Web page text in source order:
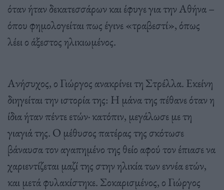
όταν ήταν δεκατεσσάρων και έφυγε για την Αθήνα –
όπου φημολογείται πως έγινε «τραβεστί», όπως
λέει ο άξεστος ηλικιωμένος.
Ανήσυχος, ο Γιώργος ανακρίνει τη Στρέλλα. Εκείνη
διηγείται την ιστορία της: Η μάνα της πέθανε όταν η
ίδια ήταν πέντε ετών· κατόπιν, μεγάλωσε με τη
γιαγιά της. Ο μέθυσος πατέρας της σκότωσε
βάναυσα τον αγαπημένο της θείο αφού τον έπιασε να
χαριεντίζεται μαζί της στην ηλικία των εννέα ετών,
και μετά φυλακίστηκε. Σοκαρισμένος, ο Γιώργος